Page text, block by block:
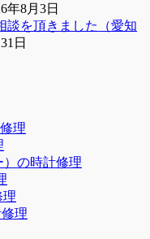
年8月3日
談を頂きました（愛知
日
理
の時計修理
理
理